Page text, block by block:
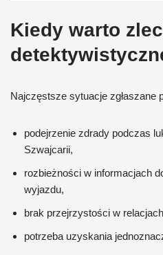
Kiedy warto
Najczęstsze sytuacje zgłaszane
podejrzenie zdrady podczas
Szwajcarii,
rozbieżności w informacjach
wyjazdu,
brak przejrzystości w
potrzeba uzyskania